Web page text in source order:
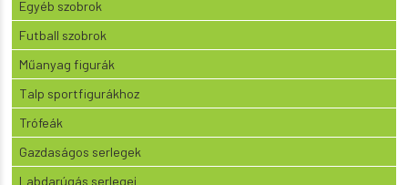
Egyéb szobrok
Futball szobrok
Műanyag figurák
Talp sportfigurákhoz
Trófeák
Gazdaságos serlegek
Labdarúgás serlegei